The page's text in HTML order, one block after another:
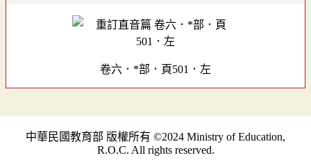
卷六．*部．頁501．左
中華民國教育部 版權所有 ©2024 Ministry of Education,
R.O.C. All rights reserved.